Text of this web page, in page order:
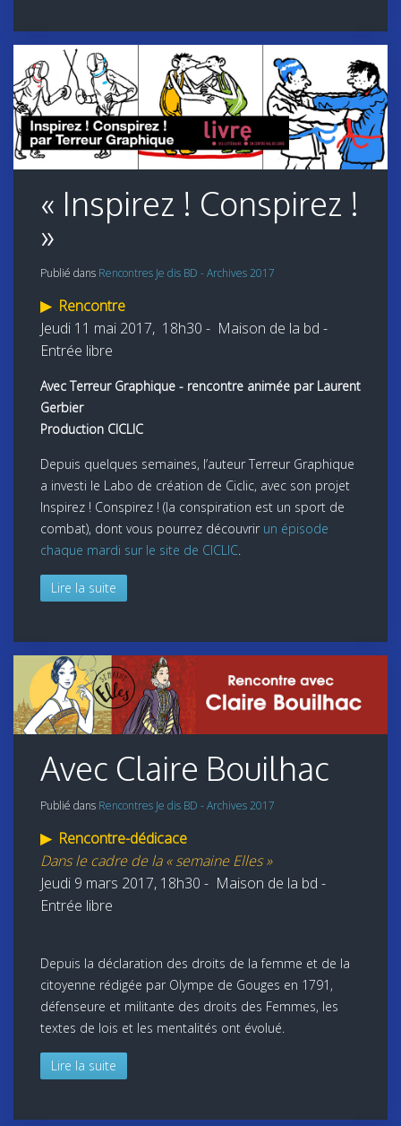
« Inspirez ! Conspirez !
»
Publié dans Rencontres Je dis BD - Archives 2017
▶ Rencontre
Jeudi 11 mai 2017, 18h30 - Maison de la bd -
Entrée libre
Avec Terreur Graphique - rencontre animée par Laurent
Gerbier
Production CICLIC
Depuis quelques semaines, l’auteur Terreur Graphique
a investi le Labo de création de Ciclic, avec son projet
Inspirez ! Conspirez ! (la conspiration est un sport de
combat), dont vous pourrez découvrir un épisode
chaque mardi sur le site de CICLIC.
Lire la suite
Avec Claire Bouilhac
Publié dans Rencontres Je dis BD - Archives 2017
▶ Rencontre-dédicace
Dans le cadre de la « semaine Elles »
Jeudi 9 mars 2017, 18h30 - Maison de la bd -
Entrée libre
Depuis la déclaration des droits de la femme et de la
citoyenne rédigée par Olympe de Gouges en 1791,
défenseure et militante des droits des Femmes, les
textes de lois et les mentalités ont évolué.
Lire la suite